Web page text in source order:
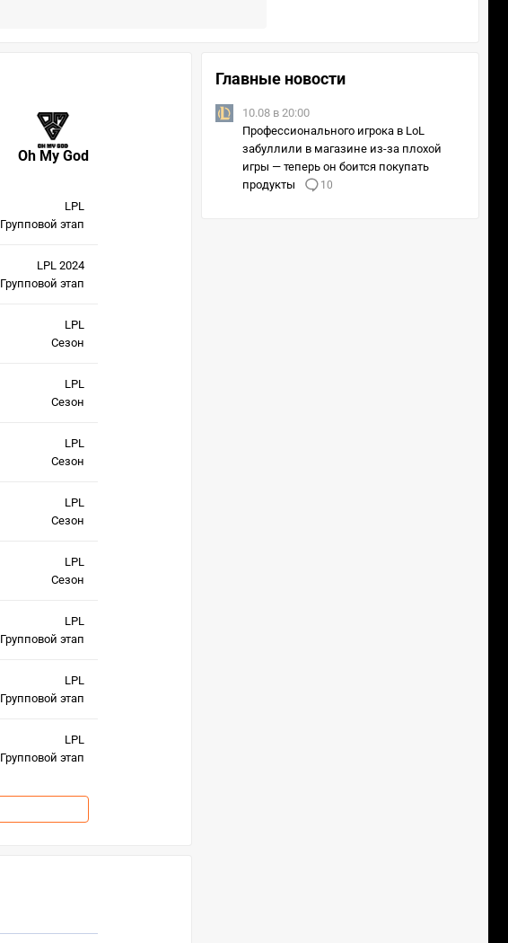
Oh My God
LPL
Групповой этап
LPL 2024
Групповой этап
LPL
Сезон
LPL
Сезон
LPL
Сезон
LPL
Сезон
LPL
Сезон
LPL
Групповой этап
LPL
Групповой этап
LPL
Групповой этап
Главные новости
10.08 в 20:00
Профессионального игрока в LoL
забуллили в магазине из-за плохой
игры — теперь он боится покупать
продукты
10